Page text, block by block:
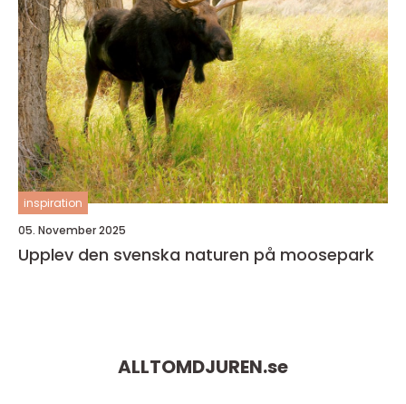
inspiration
05. November 2025
Upplev den svenska naturen på moosepark
ALLTOMDJUREN.se